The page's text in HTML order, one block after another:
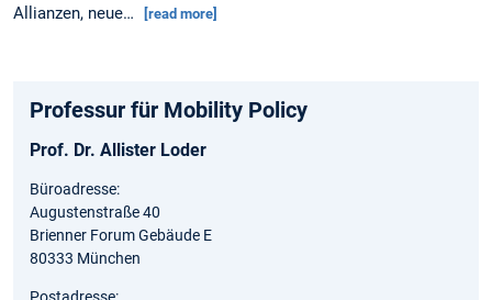
Allianzen, neue…
[read more]
Professur für Mobility Policy
Prof. Dr. Allister Loder
Büroadresse:
Augustenstraße 40
Brienner Forum Gebäude E
80333 München
Postadresse: